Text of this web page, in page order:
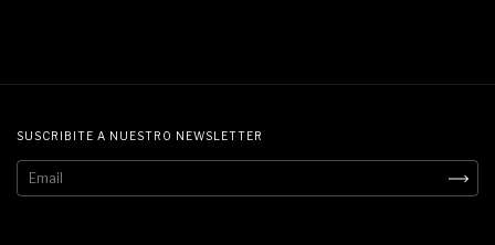
SUSCRIBITE A NUESTRO NEWSLETTER